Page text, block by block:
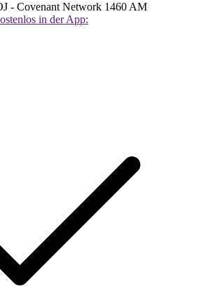
- Covenant Network 1460 AM
in der App: